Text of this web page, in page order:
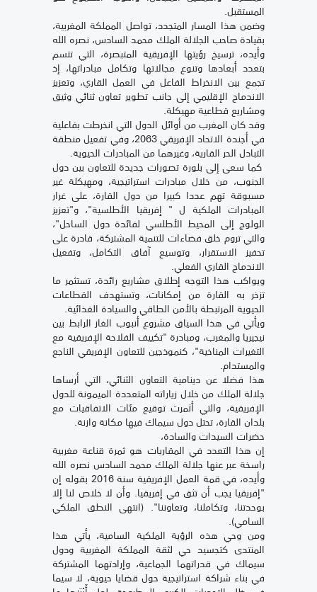
المستقبل.
وضمن هذا المسار المتجدد، تواصل المملكة المغربية،
بقيادة صاحب الجلالة الملك محمد السادس، نصره الله
وأيده، ترسيخ رؤيتها الإفريقية المتبصرة، التي تتسم
بتعدد أبعادها وتنوع مجالاتها وتكامل مبادراتها، إذ
تجمع بين الانخراط الفاعل في العمل القاري، وتعزيز
الاندماج الإقليمي إلى جانب تطوير تعاون ثنائي وثيق
ومشاريع قطاعية مهيكلة.
وقد كان المغرب من أوائل الدول التي انخرطت بفاعلية
في أجندة الاتحاد الإفريقي 2063، وفي تفعيل منطقة
التبادل الحر القارية، وغيرهما من المبادرات الحيوية.
كما سعى إلى بلورة تصورات جديدة للتعاون بين دول
الجنوب، من خلال مبادرات استراتيجية، ومهيكلة غير
مسبوقة تهم عددا كبيرا من دول القارة، على غرار
المبادرات الملكية ل " إفريقيا الأطلسية"، و"تعزيز
الولوج إلى المحيط الأطلسي لفائدة دول الساحل"،
والتي تروم خلق فضاءات للتنمية المشتركة، قادرة على
تحفيز الاستقرار، وتوسيع آفاق التكامل، وتفعيل
الاندماج القاري الفعلي.
ويواكب هذا التوجه إطلاق مشاريع رائدة، تستثمر ما
تزخر به القارة من إمكانات، وتستهدف القطاعات
الحيوية المرتبطة بالأمن الطاقي والسيادة الغذائية.
ويأتي في هذا السياق مشروع أنبوب الغاز الرابط بين
نيجيريا والمغرب، ومبادرة "تكييف الفلاحة الإفريقية مع
التغيرات المناخية"، كنموذجين للتعاون الإفريقي الناجع
والمستدام.
هذا فضلا عن دينامية التعاون الثنائي، التي أرساها
جلالة الملك من خلال زياراته المتعددة الميمونة للدول
الإفريقية، والتي أثمرت توقيع مئات الاتفاقيات مع
بلدان القارة، تحتل دول سيماك فيها مكانة وازنة.
حضرات السيدات والسادة،
إن هذا التعدد في المقاربات هو ثمرة قناعة مغربية
راسخة عبر عنها جلالة الملك محمد السادس نصره الله
وأيده، في قمة العمل الإفريقية سنة 2016 بقوله إن
"إفريقيا يجب أن تثق في إفريقيا. وأن لا خلاص لنا إلا
بوحدتنا، وتكاملنا، وتعاوننا". (انتهى النطق الملكي
السامي).
ومن وحي هذه الرؤية الملكية السامية، يأتي هذا
المنتدى كتجسيد حي لثقة المملكة المغربية ودول
سيماك في قدراتهما الجماعية، وإرادتهما المشتركة
في بناء شراكة استراتيجية حول قضايا حيوية، لا سيما